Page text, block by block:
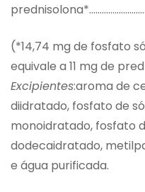
(*14,74 mg de fosfato
equivale a 11 mg de
Excipientes:aroma de
diidratado, fosfato de
monoidratado, fosfato
dodecaidratado,
e água purificada.